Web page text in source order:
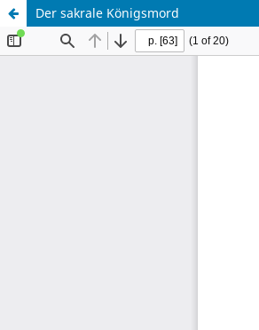
Der sakrale Königsmord